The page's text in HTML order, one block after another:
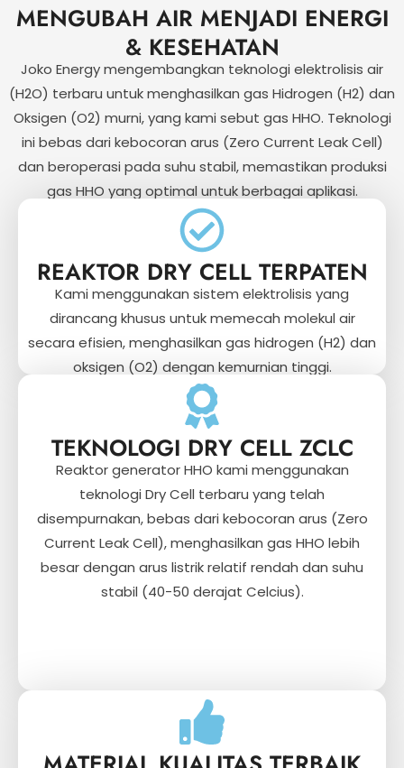
MENGUBAH AIR MENJADI ENERGI
& KESEHATAN
Joko Energy mengembangkan teknologi elektrolisis air
(H2O) terbaru untuk menghasilkan gas Hidrogen (H2) dan
Oksigen (O2) murni, yang kami sebut gas HHO. Teknologi
ini bebas dari kebocoran arus (Zero Current Leak Cell)
dan beroperasi pada suhu stabil, memastikan produksi
gas HHO yang optimal untuk berbagai aplikasi.
REAKTOR DRY CELL TERPATEN
Kami menggunakan sistem elektrolisis yang
dirancang khusus untuk memecah molekul air
secara efisien, menghasilkan gas hidrogen (H2) dan
oksigen (O2) dengan kemurnian tinggi.
TEKNOLOGI DRY CELL ZCLC
Reaktor generator HHO kami menggunakan
teknologi Dry Cell terbaru yang telah
disempurnakan, bebas dari kebocoran arus (Zero
Current Leak Cell), menghasilkan gas HHO lebih
besar dengan arus listrik relatif rendah dan suhu
stabil (40-50 derajat Celcius).